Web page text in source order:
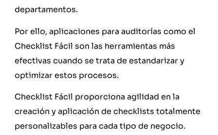
departamentos.
Por ello, aplicaciones para auditorías como el
Checklist Fácil son las herramientas más
efectivas cuando se trata de estandarizar y
optimizar estos procesos.
Checklist Fácil proporciona agilidad en la
creación y aplicación de checklists totalmente
personalizables para cada tipo de negocio.